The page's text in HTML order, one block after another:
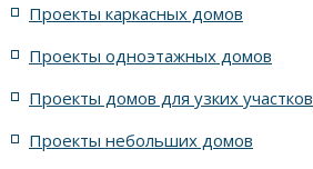
жилых в стиле Райта с 5 комнатами
жилых в английском стиле
жилых в современном стиле с террасой
Проекты каркасных домов
Проекты одноэтажных домов
Проекты домов для узких участков
Проекты небольших домов